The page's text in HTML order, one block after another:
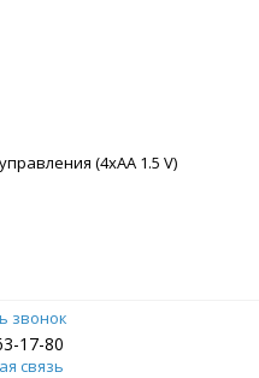
(4хAA 1.5 V)
звонок
17-80
связь